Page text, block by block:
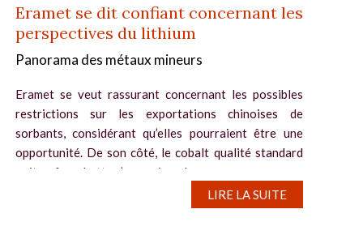
Eramet se dit confiant concernant les
perspectives du lithium
Panorama des métaux mineurs
Eramet se veut rassurant concernant les possibles
restrictions sur les exportations chinoises de
sorbants, considérant qu’elles pourraient être une
opportunité. De son côté, le cobalt qualité standard
voit sa fourchette s’amenuiser de...
LIRE LA SUITE